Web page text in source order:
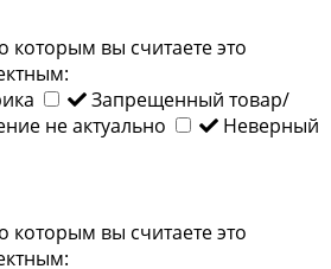
вы считаете это
Запрещенный товар/
не актуально
Неверный
вы считаете это